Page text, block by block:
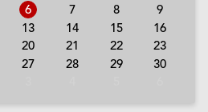
6 7 8
9
13 14 15
16
20 21 22
23
27 28 29
30